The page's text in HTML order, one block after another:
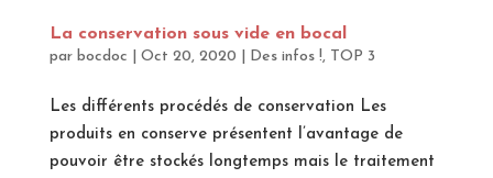
La conservation sous vide en bocal
par bocdoc Oct 20, 2020 Des infos !, TOP 3
Les différents procédés de conservation Les
produits en conserve présentent l’avantage de
pouvoir être stockés longtemps mais le traitement